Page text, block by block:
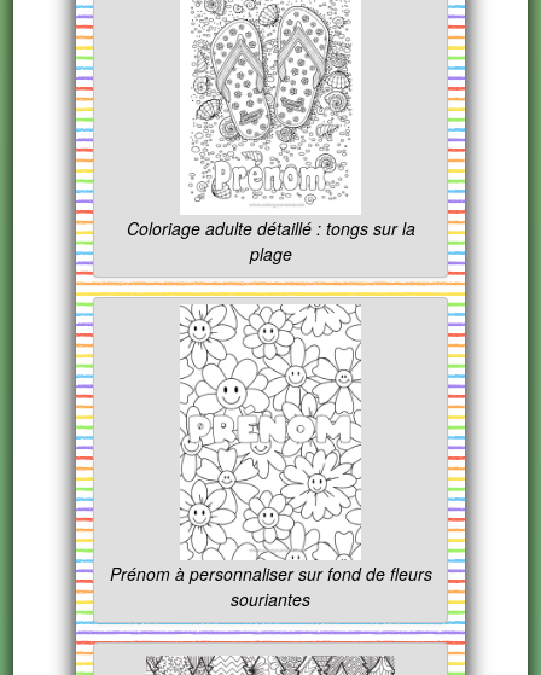
Coloriage adulte détaillé : tongs sur la
plage
Prénom à personnaliser sur fond de fleurs
souriantes